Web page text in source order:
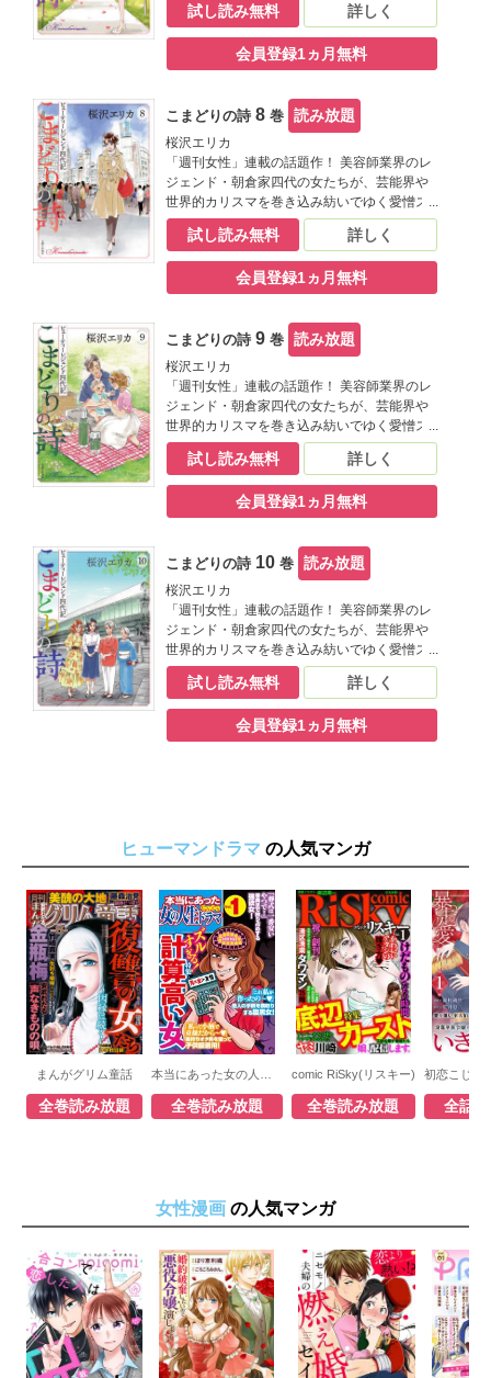
な結婚式も無事に終わり、「朝倉椿美容室」
の名が世間に知れ渡るように。一方で藤子
は、ひとみに比べて自分の技術が劣ることを
号店の出店を考え始め…。
試し読み無料 詳しく
会員登録1ヵ月無料
こまどりの詩8巻 読み放題
桜沢エリカ
「週刊女性」連載の話題作！ 美容師業界のレ
ジェンド・朝倉家四代の女たちが、芸能界や
世界的カリスマを巻き込み紡いでゆく愛憎ス
トーリー。 バブル崩壊の足音が聞こえ始める
なか、椿は「カメリア」を代官山にオープ
ン。続いてリゾートホテルでのウエディング
事業にも乗り出そうとし、藤子は不安にから
れるが、その美貌から予期せぬトラブル
が…。
試し読み無料 詳しく
会員登録1ヵ月無料
こまどりの詩9巻 読み放題
桜沢エリカ
「週刊女性」連載の話題作！ 美容師業界のレ
ジェンド・朝倉家四代の女たちが、芸能界や
世界的カリスマを巻き込み紡いでゆく愛憎ス
トーリー。 スタッフの退社、売上の持ち逃
げ、そして「カメリア」閉店とさまざまなト
ラブルが続く椿のもとへ、リゾート事業破綻
のニュースが届く。巨額な負債を抱えること
とに。そんな窮地に現れたのは…。
試し読み無料 詳しく
会員登録1ヵ月無料
こまどりの詩 10巻 読み放題
桜沢エリカ
「週刊女性」連載の話題作！ 美容師業界のレ
ジェンド・朝倉家四代の女たちが、芸能界や
世界的カリスマを巻き込み紡いでゆく愛憎ス
トーリー、ついに完結！ 銀行員・岩崎のも
と、朝倉美容室はなんとか青山での営業が継
続できることに。再建を目指す椿は、店の強
みを「ヘアカラーメニュー」に見出そうとす
試し読み無料 詳しく
会員登録1ヵ月無料
ヒューマンドラマ の人気マンガ
まんがグリム童話
全巻読み放題 全巻読み放題
comic RiSky(リスキー)
全巻読み放題 全話
女性漫画 の人気マンガ